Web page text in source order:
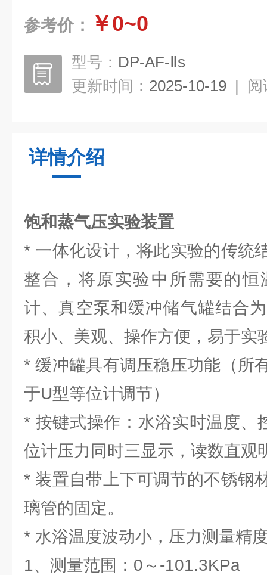
参考价： ￥0~0
型号： DP-AF-Ⅱs
更新时间： 2025-10-19 | 阅
详情介绍
饱和蒸气压实验装置
* 一体化设计，将此实验的传统
整合，将原实验中所需要的
计、真空泵和缓冲储气罐结合
积小、美观、操作方便，易于实
* 缓冲罐具有调压稳压功能（所
于U型等位计调节）
* 按键式操作：水浴实时温度、
位计压力同时三显示，读数直观
* 装置自带上下可调节的不锈钢
璃管的固定。
* 水浴温度波动小，压力测量精
1、测量范围：0～-101.3KPa